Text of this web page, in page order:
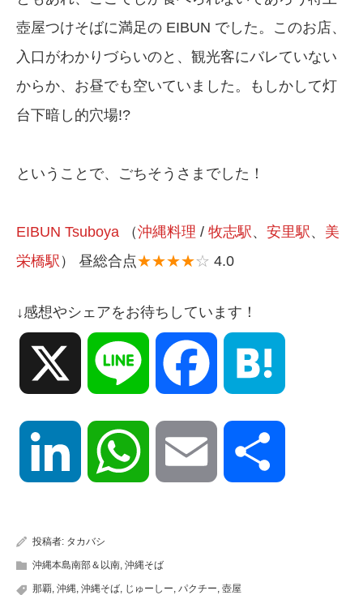
壺屋つけそばに満足の EIBUN でした。このお店、
入口がわかりづらいのと、観光客にバレていない
からか、お昼でも空いていました。もしかして灯
台下暗し的穴場!?
ということで、ごちそうさまでした！
EIBUN Tsuboya （沖縄料理 / 牧志駅 、 安里駅 、 美
栄橋駅 ） 昼総合点★★★★☆ 4.0
↓感想やシェアをお待ちしています！
Line Facebook
LinkedIn WhatsApp Email
投稿者: タカバシ
沖縄本島南部＆以南 沖縄そば
那覇 沖縄 沖縄そば じゅーしー パクチー 壺屋